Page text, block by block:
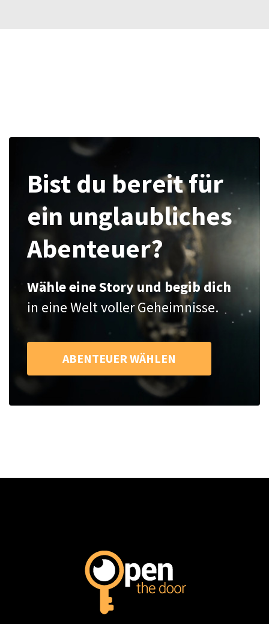
Bist du bereit für
ein unglaubliches
Abenteuer?
Wähle eine Story und begib dich
in eine Welt voller Geheimnisse.
ABENTEUER WÄHLEN